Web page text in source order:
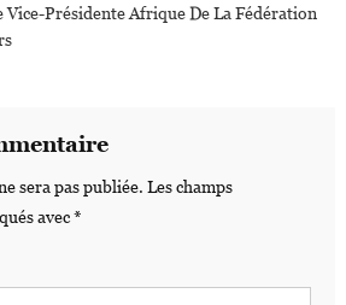
Présidente Afrique De La Fédération
sera pas publiée. Les champs
avec*